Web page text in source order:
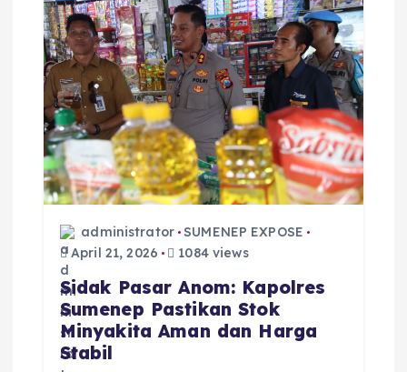
p
o
s
administrator SUMENEP EXPOSE
April 21, 2026
1084 views
Sidak Pasar Anom: Kapolres
Sumenep Pastikan Stok
Minyakita Aman dan Harga
Stabil